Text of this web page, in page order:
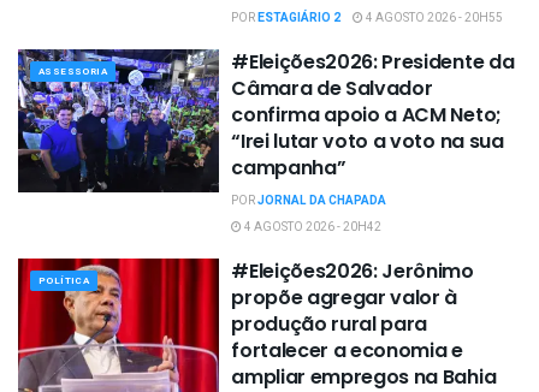
PORESTAGIÁRIO 2 4 AGOSTO 2026 - 20H55
ASSESSORIA
#Eleições2026: Presidente da
Câmara de Salvador
confirma apoio a ACM Neto;
“Irei lutar voto a voto na sua
campanha”
PORJORNAL DA CHAPADA
4 AGOSTO 2026 - 20H42
POLÍTICA
#Eleições2026: Jerônimo
propõe agregar valor à
produção rural para
fortalecer a economia e
ampliar empregos na Bahia